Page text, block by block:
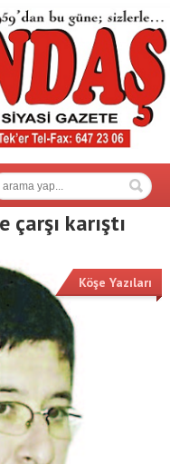
çarşı karıştı
Köşe Yazıları